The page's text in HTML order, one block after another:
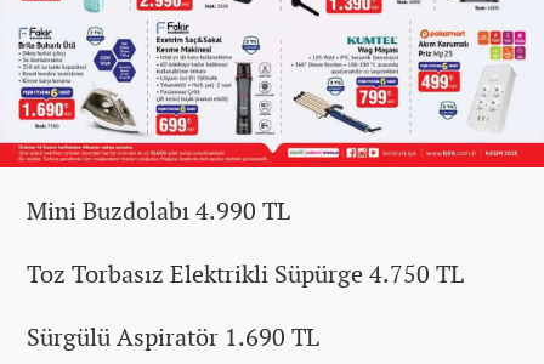
Mini Buzdolabı 4.990 TL
Toz Torbasız Elektrikli Süpürge 4.750 TL
Sürgülü Aspiratör 1.690 TL